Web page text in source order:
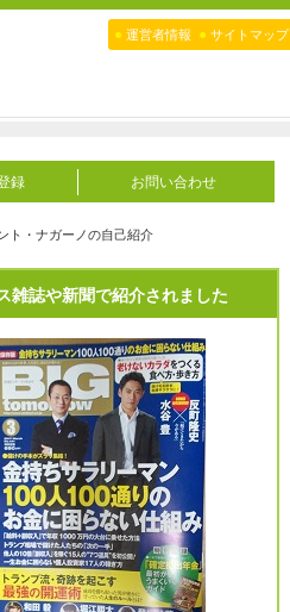
● 運営者情報 ● サイトマップ
録 お問い合わせ
ト・ナガーノの自己紹介
雑誌や新聞で紹介されました